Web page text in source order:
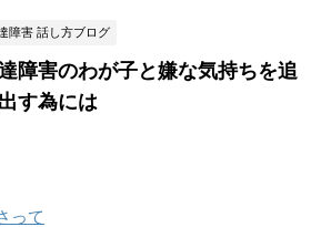
障害 話し方ブログ
障害のわが子と嫌な気持ちを追
す為には
って